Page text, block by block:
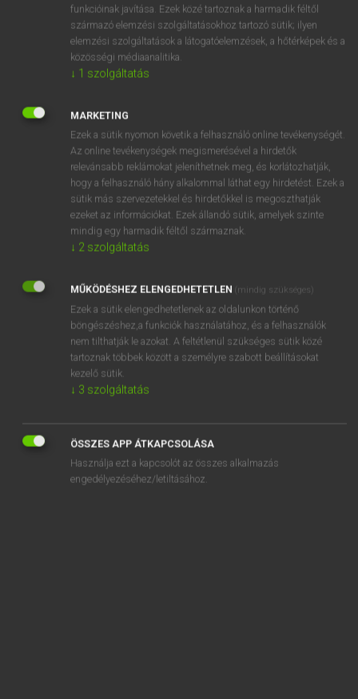
DÍJMENTES ANGOL SZÓTÁR
solicit
solicitation
solicitous
SZOTAR.NET APPLIKÁCIÓ
ONLINE NYELVVIZSGA
funkcióinak javítása. Ezek közé tartoznak a harmadik féltől
származó elemzési szolgáltatásokhoz tartozó sütik; ilyen
elemzési szolgáltatások a látogatóelemzések, a hőtérképek és a
közösségi médiaanalitika.
↓ 1 szolgáltatás
MARKETING
Ezek a sütik nyomon követik a felhasználó online tevékenységét.
Az online tevékenységek megismerésével a hirdetők
relevánsabb reklámokat jeleníthetnek meg, és korlátozhatják,
hogy a felhasználó hány alkalommal láthat egy hirdetést. Ezek a
sütik más szervezetekkel és hirdetőkkel is megoszthatják
ezeket az információkat. Ezek állandó sütik, amelyek szinte
mindig egy harmadik féltől származnak.
↓ 2 szolgáltatás
MŰKÖDÉSHEZ ELENGEDHETETLEN (mindig szükséges)
Ezek a sütik elengedhetetlenek az oldalunkon történő
böngészéshez,a funkciók használatához, és a felhasználók
nem tilthatják le azokat. A feltétlenül szükséges sütik közé
tartoznak többek között a személyre szabott beállításokat
kezelő sütik.
↓ 3 szolgáltatás
ÖSSZES APP ÁTKAPCSOLÁSA
Használja ezt a kapcsolót az összes alkalmazás
engedélyezéséhez/letiltásához.